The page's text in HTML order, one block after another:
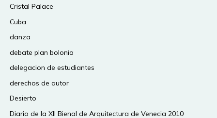
Cristal Palace
Cuba
danza
debate plan bolonia
delegacion de estudiantes
derechos de autor
Desierto
Diario de la XII Bienal de Arquitectura de Venecia 2010